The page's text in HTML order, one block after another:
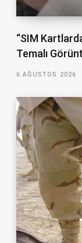
“SIM
Temalı
6 AĞUSTOS 2026